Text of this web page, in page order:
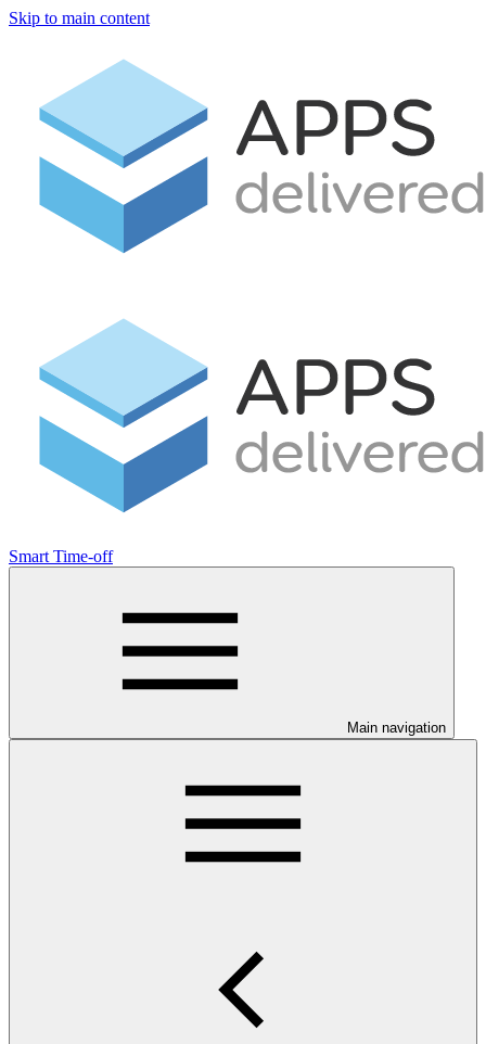
Skip to main content
Smart Time-off
Main navigation